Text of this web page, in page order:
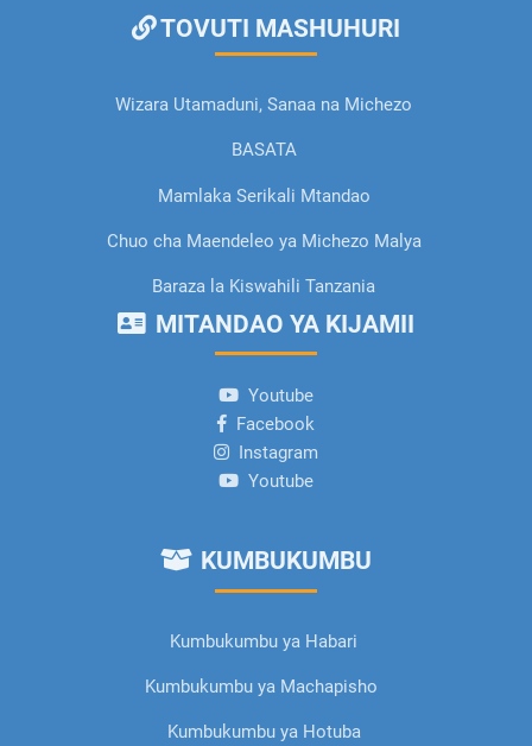
TOVUTI MASHUHURI
Wizara Utamaduni, Sanaa na Michezo
BASATA
Mamlaka Serikali Mtandao
Chuo cha Maendeleo ya Michezo Malya
Baraza la Kiswahili Tanzania
MITANDAO YA KIJAMII
Youtube
Facebook
Instagram
Youtube
KUMBUKUMBU
Kumbukumbu ya Habari
Kumbukumbu ya Machapisho
Kumbukumbu ya Hotuba